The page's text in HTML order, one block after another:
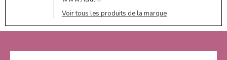
Voir tous les produits de la marque